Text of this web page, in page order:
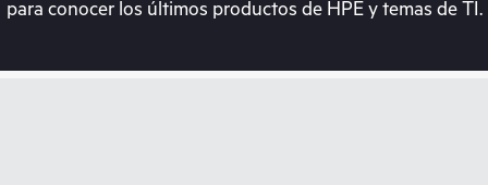
En estos momentos, tu
para conocer los últimos productos de HPE y temas de TI.